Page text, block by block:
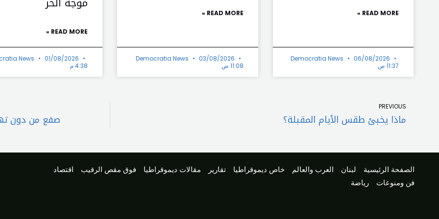
READ MORE »
Democratia News
06/08/2026
11:37 ص
READ MORE »
Democratia News
03/08/2026
11:08 ص
READ MORE »
News
01/08/2026
4:38 م
PREVIOUS
ماذا يخبئ طقس الأيام المقبلة؟ صفع من دون
الصفحة الرئيسية لبنان العرب والعالم خاص ديموقراطيا تقارير مقالات ديموقراطيا فوق مقص الرقيب
اقتصاد
فن ومنوعات
رياضة